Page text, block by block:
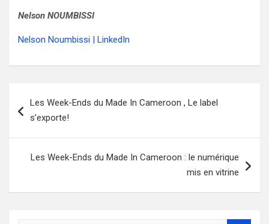
Nelson NOUMBISSI
Nelson Noumbissi | LinkedIn
de
Les Week-Ends du Made In Cameroon , Le label
s’exporte!
Les Week-Ends du Made In Cameroon : le numérique
mis en vitrine